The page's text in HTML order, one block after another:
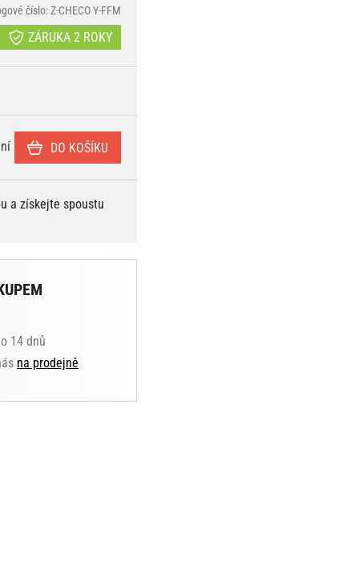
číslo: Z-CHECO Y-FFM
ZÁRUKA 2 ROKY
DO KOŠÍKU
a získejte spoustu
14 dnů
na prodejně